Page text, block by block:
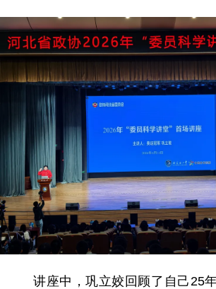
讲座中，巩立姣回顾了自己25年